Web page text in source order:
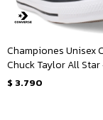
Championes Unisex
Chuck Taylor All
Marino - Negro -
$ 3.790